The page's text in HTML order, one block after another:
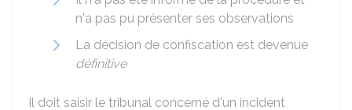
n'a pas pu présenter ses observations
La décision de confiscation est devenue
définitive
Il doit saisir le tribunal concerné d'un incident